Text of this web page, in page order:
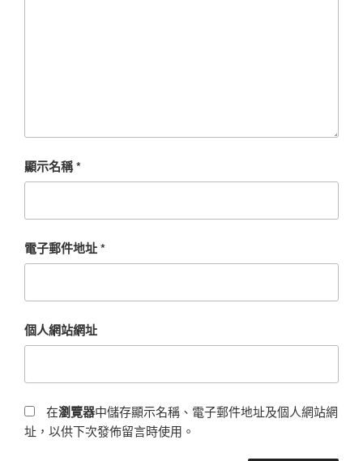
顯示名稱*
電子郵件地址*
個人網站網址
在瀏覽器中儲存顯示名稱、電子郵件地址及個人網站網
址，以供下次發佈留言時使用。